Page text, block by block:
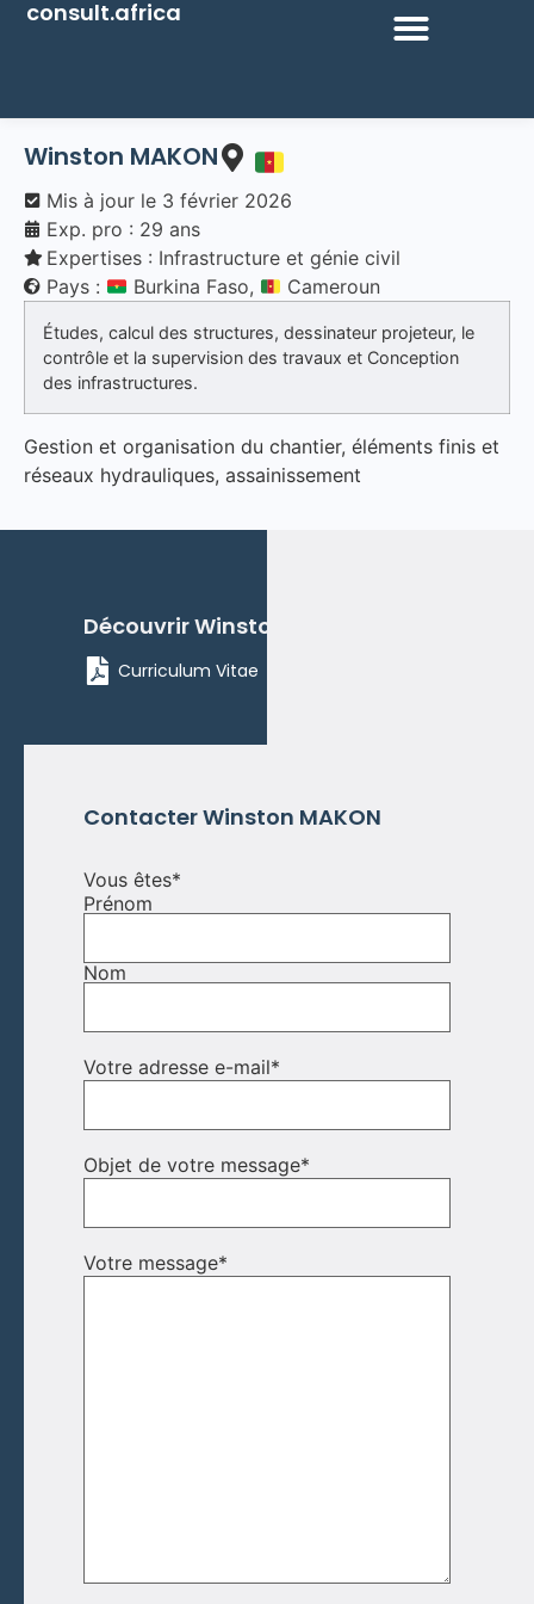
consult.africa
Winston MAKON
Mis à jour le 3 février 2026
Exp. pro : 29 ans
Expertises : Infrastructure et génie civil
Pays :
Burkina Faso, Cameroun
Études, calcul des structures, dessinateur projeteur, le
contrôle et la supervision des travaux et Conception
des infrastructures.
Gestion et organisation du chantier, éléments finis et
réseaux hydrauliques, assainissement
DécouvrirWinston
Curriculum Vitae
ContacterWinston MAKON
Vous êtes*
Prénom
Nom
Votre adresse e-mail*
Objet de votre message*
Votre message*